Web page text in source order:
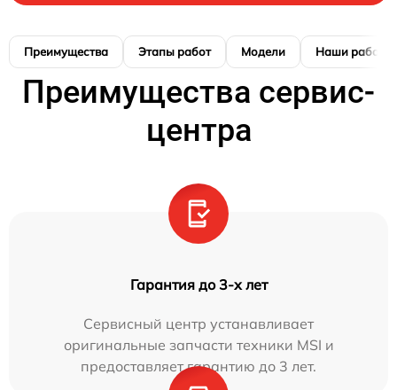
Преимущества Этапы работ Модели Наши работы
Преимущества сервис-
центра
Гарантия до 3-х лет
Сервисный центр устанавливает
оригинальные запчасти техники MSI и
предоставляет гарантию до 3 лет.